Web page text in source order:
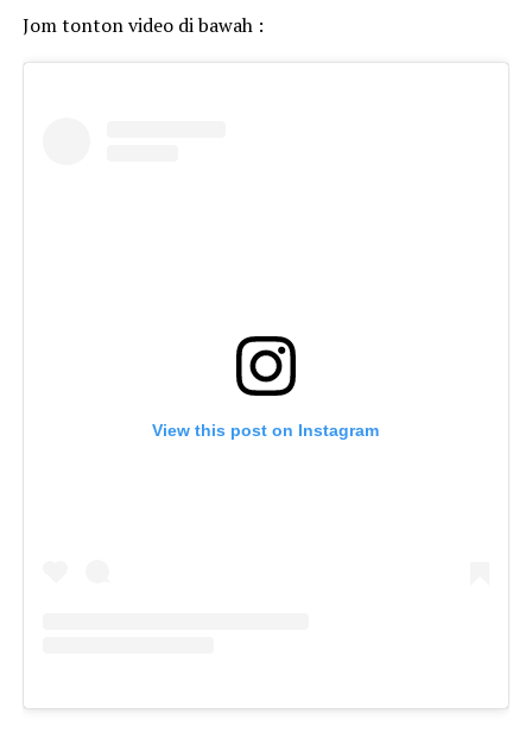
Jom tonton video di bawah :
View this post on Instagram